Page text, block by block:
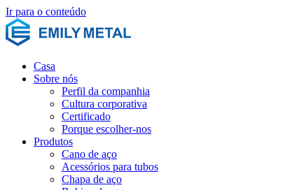
Ir para o conteúdo
Casa
Sobre nós
Perfil da companhia
Cultura corporativa
Certificado
Porque escolher-nos
Produtos
Cano de aço
Acessórios para tubos
Chapa de aço